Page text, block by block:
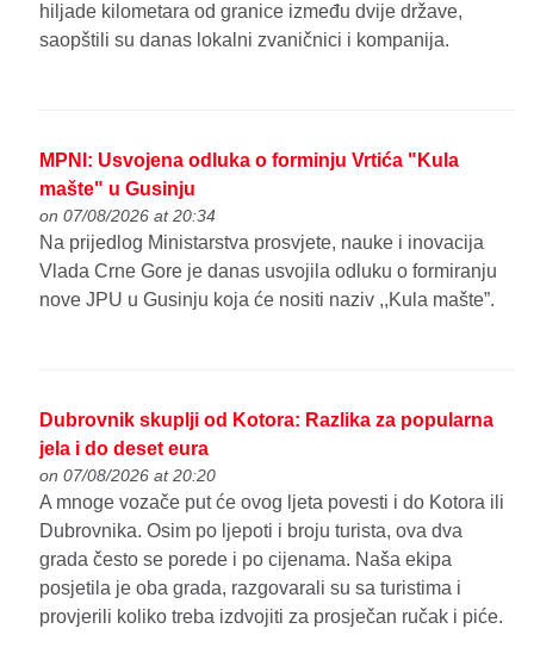
hiljade kilometara od granice između dvije države,
saopštili su danas lokalni zvaničnici i kompanija.
MPNI: Usvojena odluka o forminju Vrtića "Kula
mašte" u Gusinju
on 07/08/2026 at 20:34
Na prijedlog Ministarstva prosvjete, nauke i inovacija
Vlada Crne Gore je danas usvojila odluku o formiranju
nove JPU u Gusinju koja će nositi naziv ,,Kula mašte”.
Dubrovnik skuplji od Kotora: Razlika za popularna
jela i do deset eura
on 07/08/2026 at 20:20
A mnoge vozače put će ovog ljeta povesti i do Kotora ili
Dubrovnika. Osim po ljepoti i broju turista, ova dva
grada često se porede i po cijenama. Naša ekipa
posjetila je oba grada, razgovarali su sa turistima i
provjerili koliko treba izdvojiti za prosječan ručak i piće.